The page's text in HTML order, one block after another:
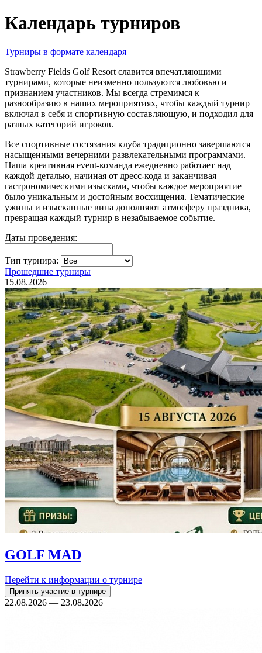
Календарь турниров
Турниры в формате календаря
Strawberry Fields Golf Resort славится впечатляющими
турнирами, которые неизменно пользуются любовью и
признанием участников. Мы всегда стремимся к
разнообразию в наших мероприятиях, чтобы каждый турнир
включал в себя и спортивную составляющую, и подходил для
разных категорий игроков.
Все спортивные состязания клуба традиционно завершаются
насыщенными вечерними развлекательными программами.
Наша креативная event-команда ежедневно работает над
каждой деталью, начиная от дресс-кода и заканчивая
гастрономическими изысками, чтобы каждое мероприятие
было уникальным и достойным восхищения. Тематические
ужины и изысканные вина дополняют атмосферу праздника,
превращая каждый турнир в незабываемое событие.
Даты проведения:
Тип турнира:
Прошедшие турниры
15.08.2026
GOLF MAD
Перейти к информации о турнире
Принять участие в турнире
22.08.2026 — 23.08.2026